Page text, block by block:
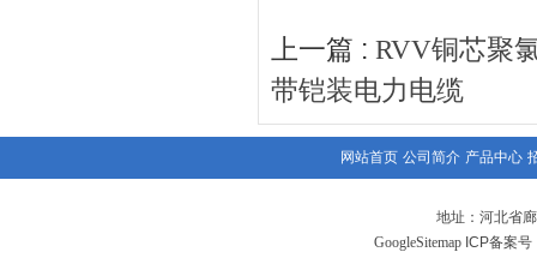
上一篇 : RVV铜芯聚
带铠装电力电缆
网站首页 公司简介 产品中心
地址：河北省
GoogleSitemap ICP备案号